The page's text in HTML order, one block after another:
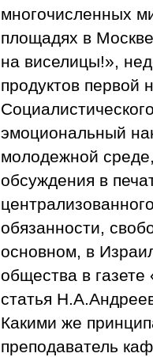
многочисленных
площадях в
на виселицы!»,
продуктов первой
эмоциональный
молодежной
обсуждения в
обязанности,
основном, в
общества в газете
статья
Какими же
преподаватель